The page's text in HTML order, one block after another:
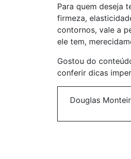
Para quem deseja
firmeza,
contornos, vale a
ele tem,
Gostou do
conferir dicas
Douglas